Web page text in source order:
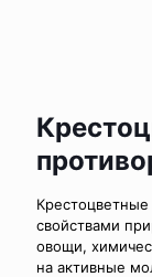
свойствами
овощи,
на активные